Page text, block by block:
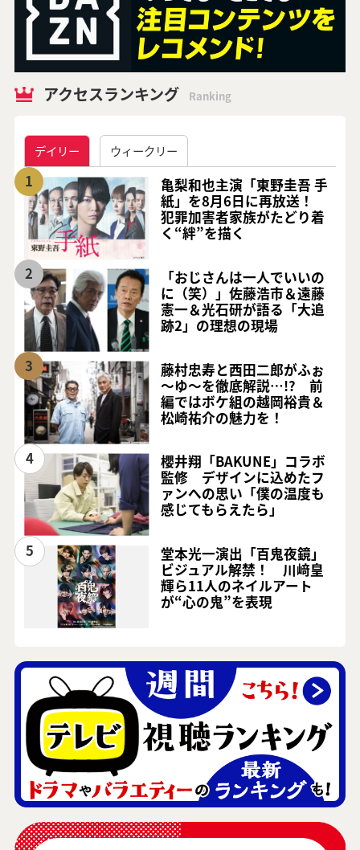
アクセスランキング Ranking
デイリー ウィークリー
1
亀梨和也主演「東野圭吾 手
紙」を8月6日に再放送！
犯罪加害者家族がたどり着
く“絆”を描く
2
「おじさんは一人でいいの
に（笑）」佐藤浩市＆遠藤
憲一＆光石研が語る「大追
跡2」の理想の現場
3
藤村忠寿と西田二郎がふぉ
～ゆ～を徹底解説…!? 前
編ではボケ組の越岡裕貴＆
松崎祐介の魅力を！
4
櫻井翔「BAKUNE」コラボ
監修 デザインに込めたフ
ァンへの思い「僕の温度も
感じてもらえたら」
5
堂本光一演出「百鬼夜鏡」
ビジュアル解禁！ 川﨑皇
輝ら11人のネイルアート
が“心の鬼”を表現